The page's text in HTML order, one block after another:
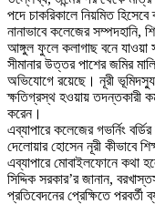
পদে চাকরিকালে নিয়মিত
নানাভাবে কলেজের সম্পদহানি,
আঙ্গুল ফুলে কলাগাছ বনে যাওয়া
সীমানার উত্তর পাশের জমির
অভিযোগে রয়েছে। নূরী
ক্ষতিগ্রস্থ হওয়ায় তদন্তকারী
করেন।
এব্যাপারে কলেজের গভর্নিং
দেলোয়ার হোসেন নূরী কীভাবে
এব্যাপারে মোবাইলফোনে কথা
সিদ্দিক সরকার’র জানান,
প্রতিবেদনের প্রেক্ষিতে পরবর্তী